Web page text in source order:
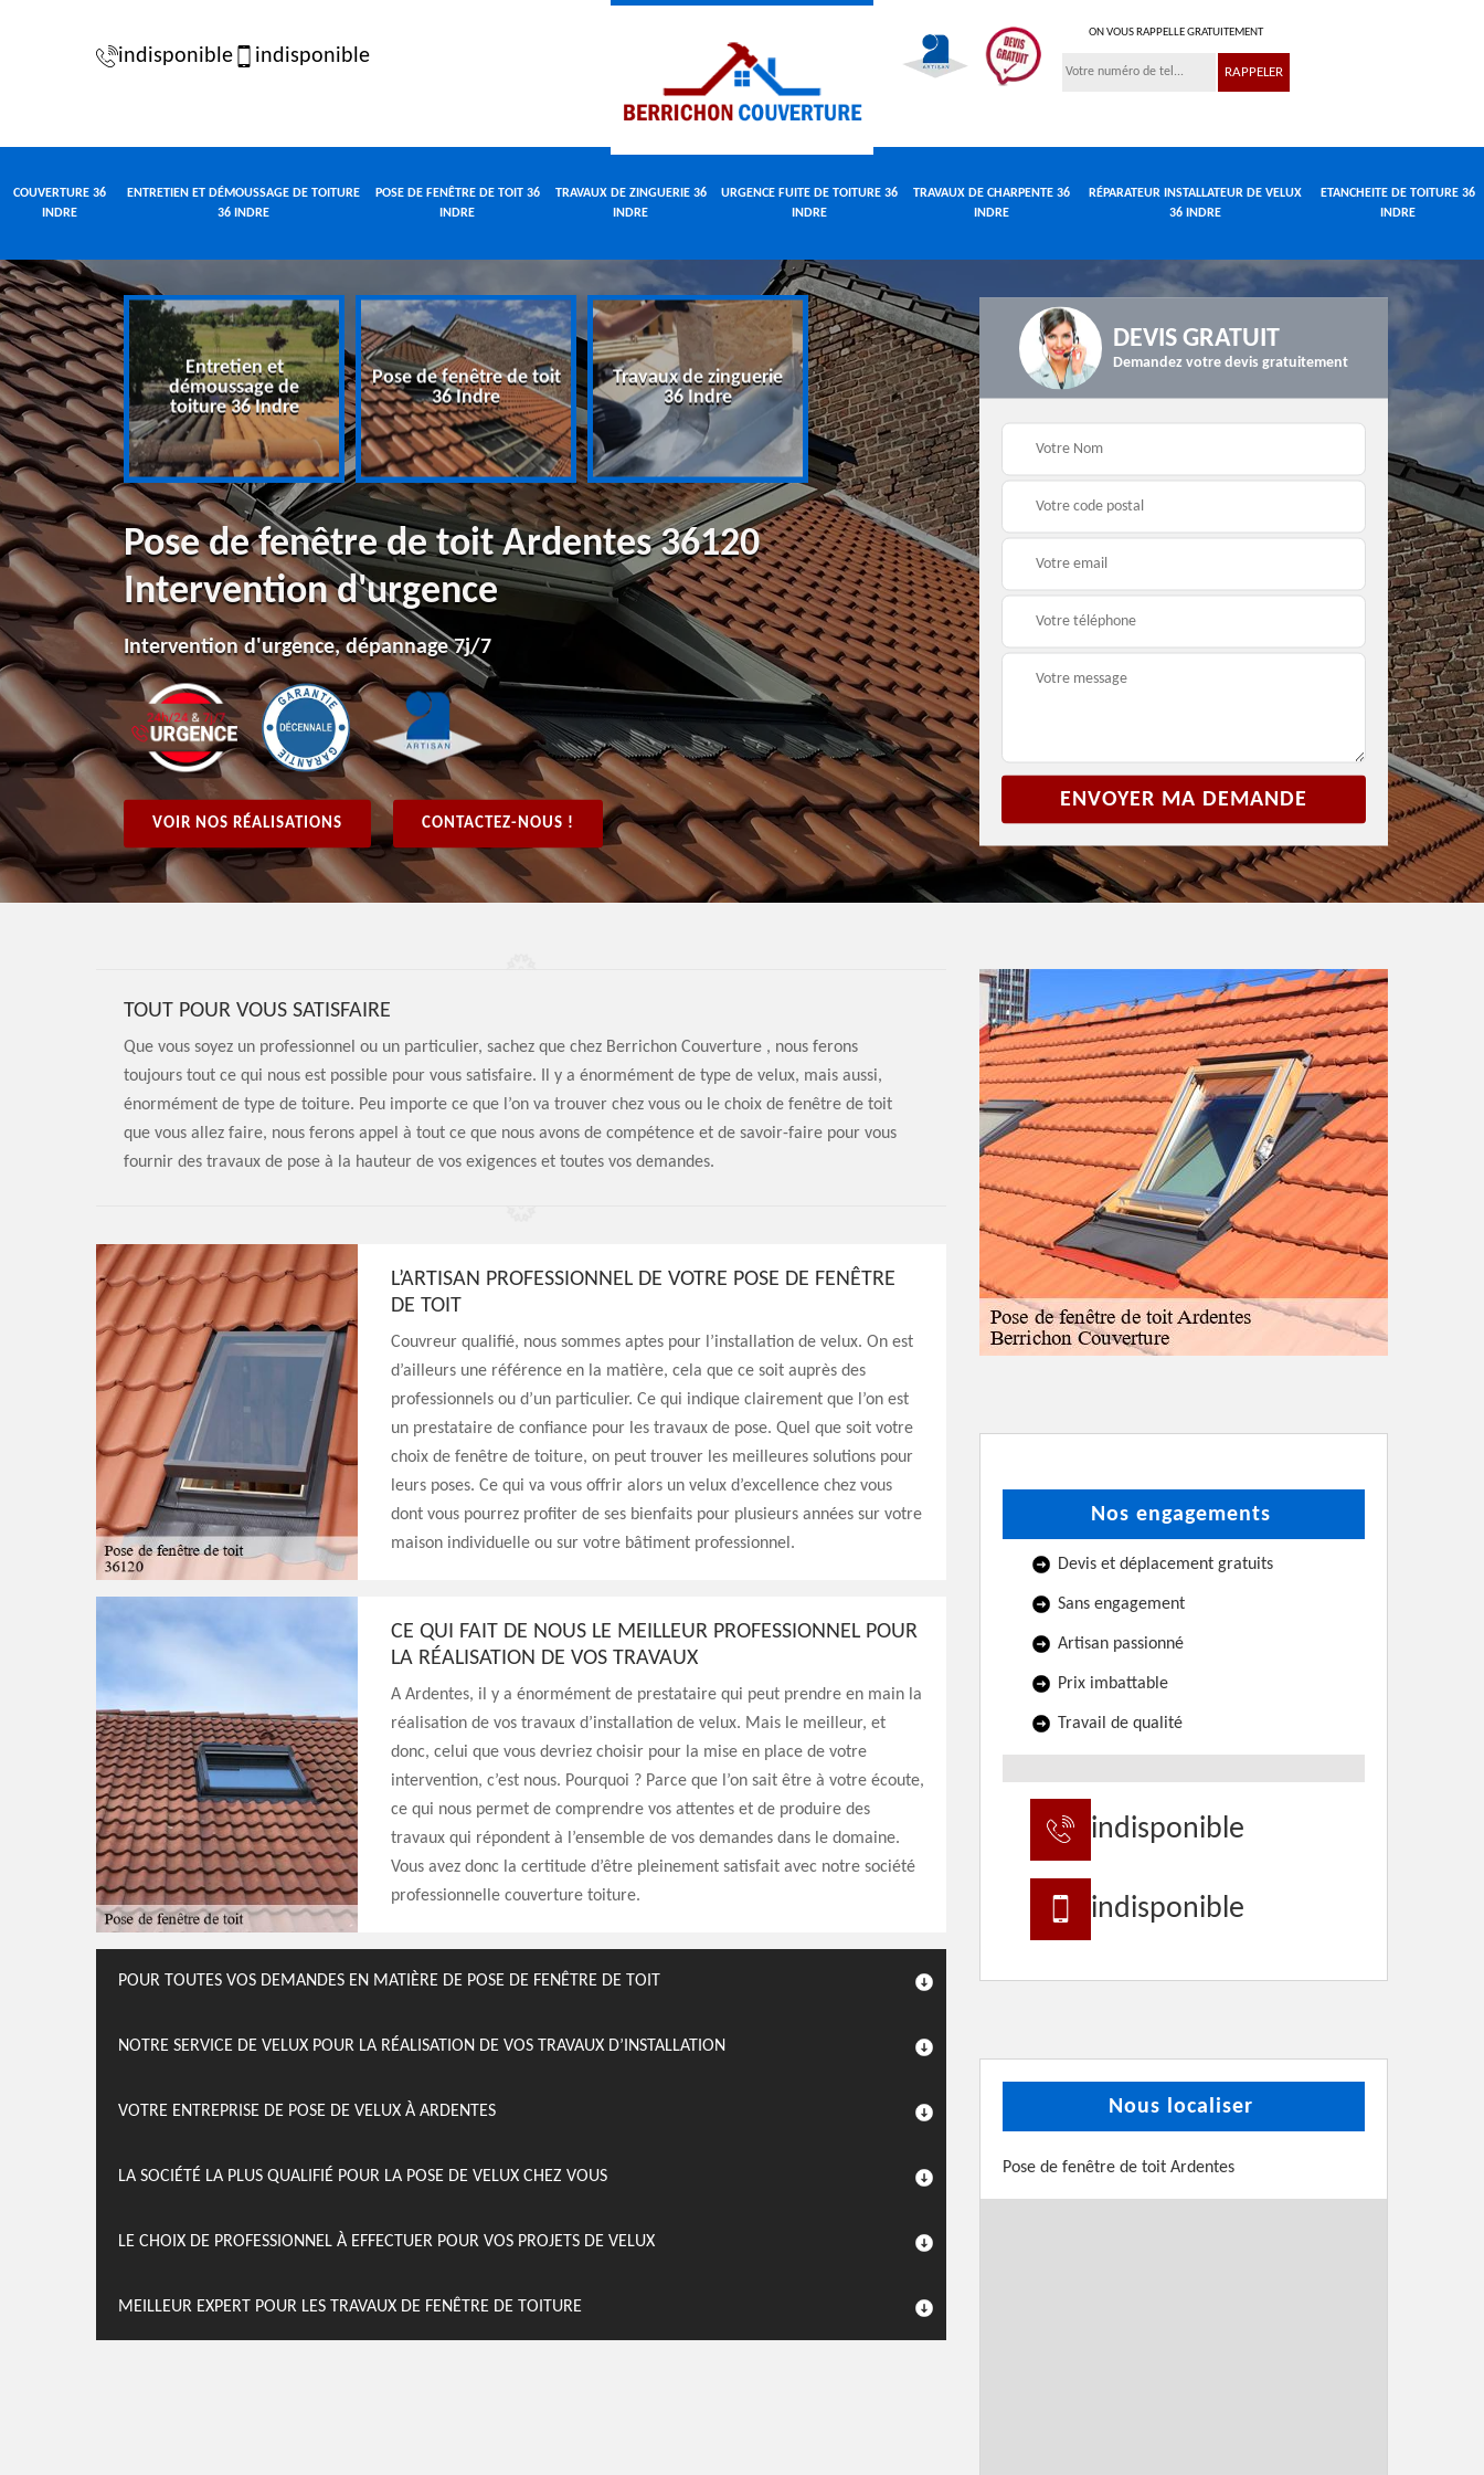
indisponible indisponible
ON VOUS RAPPELLE GRATUITEMENT
COUVERTURE 36
INDRE
ENTRETIEN ET DÉMOUSSAGE DE TOITURE
36 INDRE
POSE DE FENÊTRE DE TOIT 36
INDRE
TRAVAUX DE ZINGUERIE 36
INDRE
URGENCE FUITE DE TOITURE 36
INDRE
TRAVAUX DE CHARPENTE 36
INDRE
RÉPARATEUR INSTALLATEUR DE VELUX
36 INDRE
ETANCHEITE DE TOITURE 36
INDRE
36 Indre
Entretien et
démoussage de
toiture 36 Indre
Pose de fenêtre de toit
36 Indre
Travaux de zinguerie
36 Indre
Urgence fuite de
toiture 36 Indre
Travaux de charpente
36 Indre
Réparateur
installateur de velux
Pose de fenêtre de toit Ardentes 36120
Intervention d'urgence
Intervention d'urgence, dépannage 7j/7
VOIR NOS RÉALISATIONS CONTACTEZ-NOUS !
DEVIS GRATUIT
Demandez votre devis gratuitement
TOUT POUR VOUS SATISFAIRE
Que vous soyez un professionnel ou un particulier, sachez que chez Berrichon Couverture , nous ferons
toujours tout ce qui nous est possible pour vous satisfaire. Il y a énormément de type de velux, mais aussi,
énormément de type de toiture. Peu importe ce que l’on va trouver chez vous ou le choix de fenêtre de toit
que vous allez faire, nous ferons appel à tout ce que nous avons de compétence et de savoir-faire pour vous
fournir des travaux de pose à la hauteur de vos exigences et toutes vos demandes.
L’ARTISAN PROFESSIONNEL DE VOTRE POSE DE FENÊTRE
DE TOIT
Couvreur qualifié, nous sommes aptes pour l’installation de velux. On est
d’ailleurs une référence en la matière, cela que ce soit auprès des
professionnels ou d’un particulier. Ce qui indique clairement que l’on est
un prestataire de confiance pour les travaux de pose. Quel que soit votre
choix de fenêtre de toiture, on peut trouver les meilleures solutions pour
leurs poses. Ce qui va vous offrir alors un velux d’excellence chez vous
dont vous pourrez profiter de ses bienfaits pour plusieurs années sur votre
maison individuelle ou sur votre bâtiment professionnel.
CE QUI FAIT DE NOUS LE MEILLEUR PROFESSIONNEL POUR
LA RÉALISATION DE VOS TRAVAUX
A Ardentes, il y a énormément de prestataire qui peut prendre en main la
réalisation de vos travaux d’installation de velux. Mais le meilleur, et
donc, celui que vous devriez choisir pour la mise en place de votre
intervention, c’est nous. Pourquoi ? Parce que l’on sait être à votre écoute,
ce qui nous permet de comprendre vos attentes et de produire des
travaux qui répondent à l’ensemble de vos demandes dans le domaine.
Vous avez donc la certitude d’être pleinement satisfait avec notre société
professionnelle couverture toiture.
POUR TOUTES VOS DEMANDES EN MATIÈRE DE POSE DE FENÊTRE DE TOIT
NOTRE SERVICE DE VELUX POUR LA RÉALISATION DE VOS TRAVAUX D’INSTALLATION
VOTRE ENTREPRISE DE POSE DE VELUX À ARDENTES
LA SOCIÉTÉ LA PLUS QUALIFIÉ POUR LA POSE DE VELUX CHEZ VOUS
LE CHOIX DE PROFESSIONNEL À EFFECTUER POUR VOS PROJETS DE VELUX
MEILLEUR EXPERT POUR LES TRAVAUX DE FENÊTRE DE TOITURE
Nos engagements
Devis et déplacement gratuits
Sans engagement
Artisan passionné
Prix imbattable
Travail de qualité
indisponible
indisponible
Nous localiser
Pose de fenêtre de toit Ardentes